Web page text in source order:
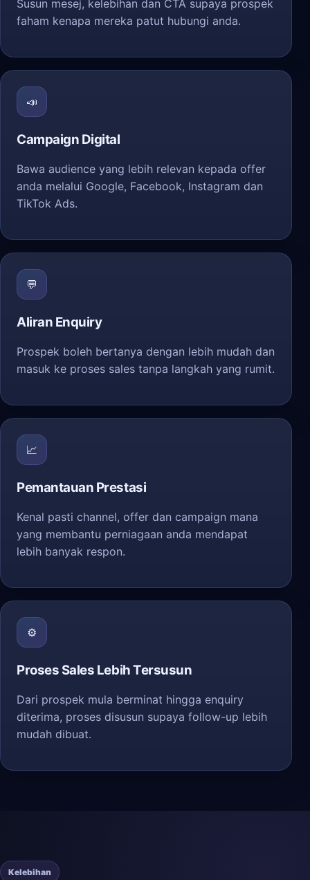
Susun mesej, kelebihan dan CTA supaya prospek
faham kenapa mereka patut hubungi anda.
📣
Campaign Digital
Bawa audience yang lebih relevan kepada offer
anda melalui Google, Facebook, Instagram dan
TikTok Ads.
💬
Aliran Enquiry
Prospek boleh bertanya dengan lebih mudah dan
masuk ke proses sales tanpa langkah yang rumit.
📈
Pemantauan Prestasi
Kenal pasti channel, offer dan campaign mana
yang membantu perniagaan anda mendapat
lebih banyak respon.
⚙️
Proses Sales Lebih Tersusun
Dari prospek mula berminat hingga enquiry
diterima, proses disusun supaya follow-up lebih
mudah dibuat.
Kelebihan